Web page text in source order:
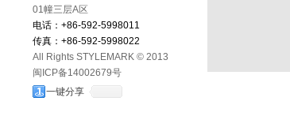
01幢三层A区
电话：+86-592-5998011
传真：+86-592-5998022
All Rights STYLEMARK © 2013
闽ICP备14002679号
一键分享